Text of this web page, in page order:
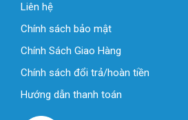
Liên hệ
Chính sách bảo mật
Chính Sách Giao Hàng
Chính sách đổi trả/hoàn tiền
Hướng dẫn thanh toán